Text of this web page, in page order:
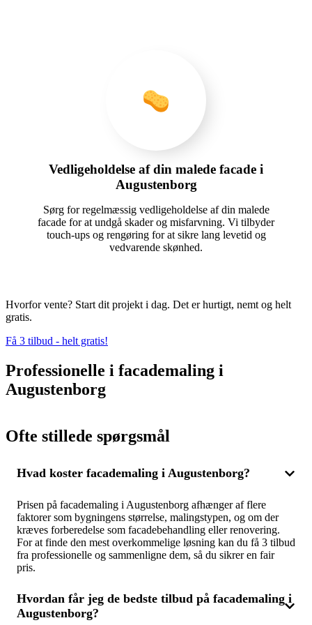
Vedligeholdelse af din malede facade i
Augustenborg
Sørg for regelmæssig vedligeholdelse af din malede
facade for at undgå skader og misfarvning. Vi tilbyder
touch-ups og rengøring for at sikre lang levetid og
vedvarende skønhed.
Hvorfor vente? Start dit projekt i dag. Det er hurtigt, nemt og helt
gratis.
Få 3 tilbud - helt gratis!
Professionelle i facademaling i
Augustenborg
Ofte stillede spørgsmål
Hvad koster facademaling i Augustenborg?
Prisen på facademaling i Augustenborg afhænger af flere
faktorer som bygningens størrelse, malingstypen, og om der
kræves forberedelse som facadebehandling eller renovering.
For at finde den mest overkommelige løsning kan du få 3 tilbud
fra professionelle og sammenligne dem, så du sikrer en fair
pris.
Hvordan får jeg de bedste tilbud på facademaling i
Augustenborg?